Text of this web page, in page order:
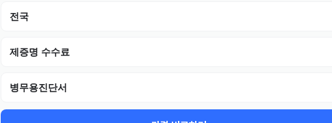
전국
제증명 수수료
병무용진단서